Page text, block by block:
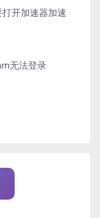
开加速器加速
无法登录